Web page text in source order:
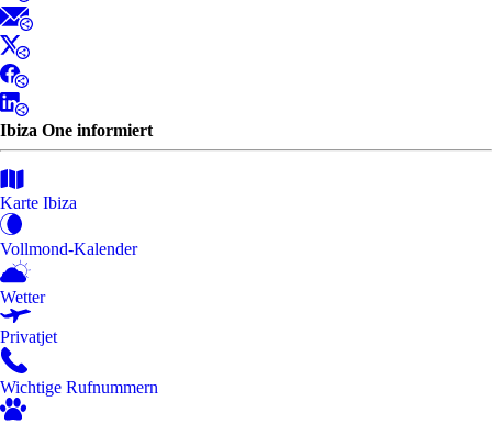
Ibiza One informiert
Karte Ibiza
Vollmond-Kalender
Wetter
Privatjet
Wichtige Rufnummern